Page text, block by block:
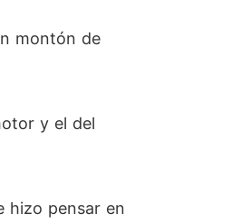
montón de
y el del
hizo pensar en